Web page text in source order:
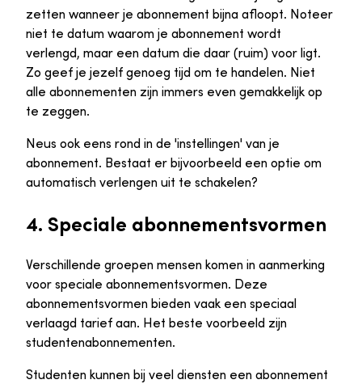
zetten wanneer je abonnement bijna afloopt. Noteer
niet te datum waarom je abonnement wordt
verlengd, maar een datum die daar (ruim) voor ligt.
Zo geef je jezelf genoeg tijd om te handelen. Niet
alle abonnementen zijn immers even gemakkelijk op
te zeggen.
Neus ook eens rond in de 'instellingen' van je
abonnement. Bestaat er bijvoorbeeld een optie om
automatisch verlengen uit te schakelen?
4. Speciale abonnementsvormen
Verschillende groepen mensen komen in aanmerking
voor speciale abonnementsvormen. Deze
abonnementsvormen bieden vaak een speciaal
verlaagd tarief aan. Het beste voorbeeld zijn
studentenabonnementen.
Studenten kunnen bij veel diensten een abonnement